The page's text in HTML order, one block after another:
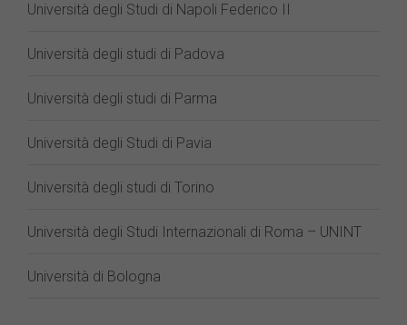
Università degli Studi di Napoli Federico II
Università degli studi di Padova
Università degli studi di Parma
Università degli Studi di Pavia
Università degli studi di Torino
Università degli Studi Internazionali di Roma – UNINT
Università di Bologna